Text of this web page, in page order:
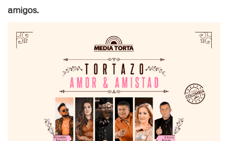
amigos.